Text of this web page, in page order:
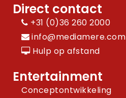
Direct contact
+31 (0)36 260 2000
info@mediamere.com
Hulp op afstand
Entertainment
Conceptontwikkeling